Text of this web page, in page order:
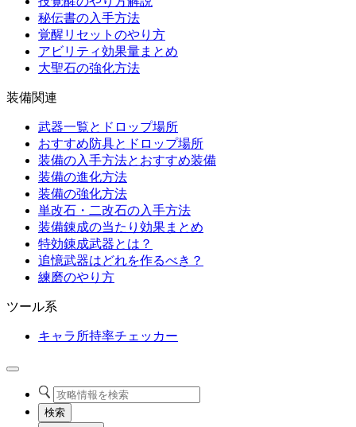
秘伝書の入手方法
覚醒リセットのやり方
アビリティ効果量まとめ
大聖石の強化方法
装備関連
武器一覧とドロップ場所
おすすめ防具とドロップ場所
装備の入手方法とおすすめ装備
装備の進化方法
装備の強化方法
単改石・二改石の入手方法
装備錬成の当たり効果まとめ
特効錬成武器とは？
追憶武器はどれを作るべき？
練磨のやり方
ツール系
キャラ所持率チェッカー
検索